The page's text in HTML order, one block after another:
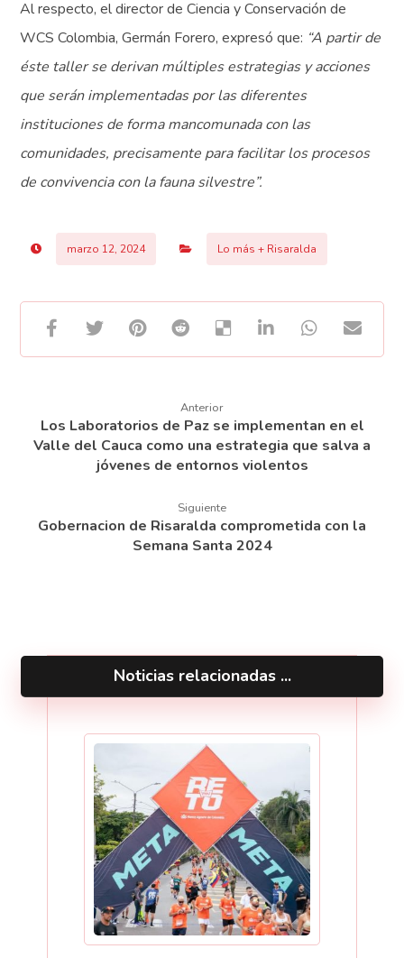
Al respecto, el director de Ciencia y Conservación de
WCS Colombia, Germán Forero, expresó que: “A partir de
éste taller se derivan múltiples estrategias y acciones
que serán implementadas por las diferentes
instituciones de forma mancomunada con las
comunidades, precisamente para facilitar los procesos
de convivencia con la fauna silvestre”.
marzo 12, 2024 Lo más + Risaralda
Anterior
Los Laboratorios de Paz se implementan en el
Valle del Cauca como una estrategia que salva a
jóvenes de entornos violentos
Siguiente
Gobernacion de Risaralda comprometida con la
Semana Santa 2024
Noticias relacionadas ...